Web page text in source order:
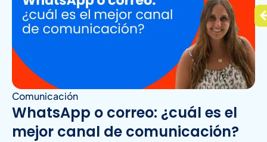
Comunicación
WhatsApp o correo: ¿cuál es el
mejor canal de comunicación?